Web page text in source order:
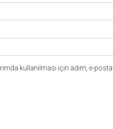
kullanılması için adım, e-